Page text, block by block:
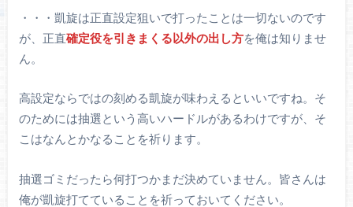
・・・凱旋は正直設定狙いで打ったことは一切ないのです
が、正直確定役を引きまくる以外の出し方を俺は知りませ
ん。
高設定ならではの刻める凱旋が味わえるといいですね。そ
のためには抽選という高いハードルがあるわけですが、そ
こはなんとかなることを祈ります。
抽選ゴミだったら何打つかまだ決めていません。皆さんは
俺が凱旋打てていることを祈っておいてください。